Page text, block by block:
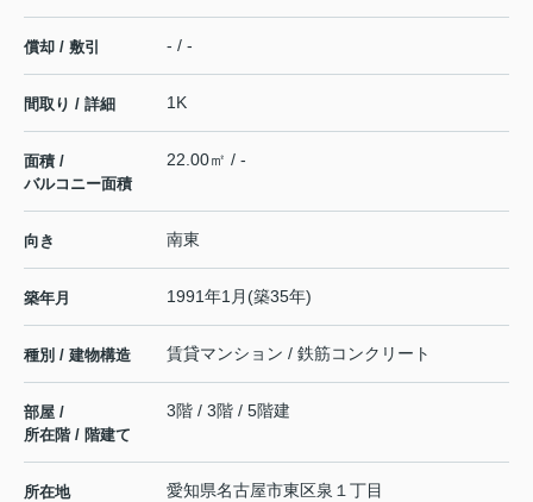
償却 / 敷引 - / -
間取り / 詳細 1K
面積 /
バルコニー面積
22.00㎡ / -
向き 南東
築年月 1991年1月(築35年)
種別 / 建物構造 賃貸マンション / 鉄筋コンクリート
部屋 /
所在階 / 階建て
3階 / 3階 / 5階建
所在地 愛知県名古屋市東区泉 １丁目